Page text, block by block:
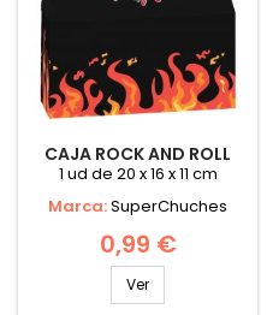
CAJA ROCK AND ROLL
1 ud de 20 x 16 x 11 cm
Marca:SuperChuches
0,99 €
Ver